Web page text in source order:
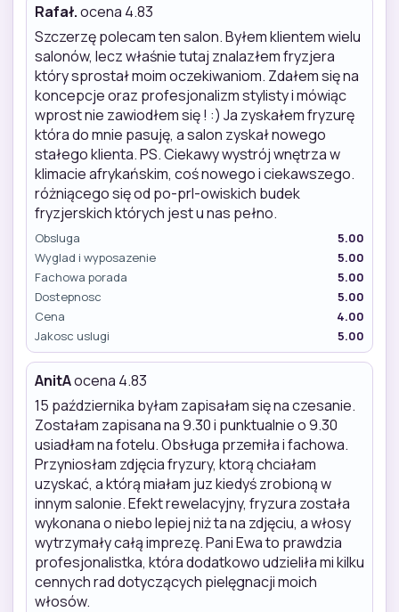
Rafał.ocena 4.83
Szczerzę polecam ten salon. Byłem klientem wielu
salonów, lecz właśnie tutaj znalazłem fryzjera
który sprostał moim oczekiwaniom. Zdałem się na
koncepcje oraz profesjonalizm stylisty i mówiąc
wprost nie zawiodłem się ! :) Ja zyskałem fryzurę
która do mnie pasuję, a salon zyskał nowego
stałego klienta. PS. Ciekawy wystrój wnętrza w
klimacie afrykańskim, coś nowego i ciekawszego.
różniącego się od po-prl-owiskich budek
fryzjerskich których jest u nas pełno.
Obsluga
5.00
Wyglad i wyposazenie
5.00
Fachowa porada
5.00
Dostepnosc
5.00
Cena
4.00
Jakosc uslugi
5.00
AnitAocena 4.83
15 października byłam zapisałam się na czesanie.
Zostałam zapisana na 9.30 i punktualnie o 9.30
usiadłam na fotelu. Obsługa przemiła i fachowa.
Przyniosłam zdjęcia fryzury, ktorą chciałam
uzyskać, a którą miałam juz kiedyś zrobioną w
innym salonie. Efekt rewelacyjny, fryzura została
wykonana o niebo lepiej niż ta na zdjęciu, a włosy
wytrzymały całą imprezę. Pani Ewa to prawdzia
profesjonalistka, która dodatkowo udzieliła mi kilku
cennych rad dotyczących pielęgnacji moich
włosów.